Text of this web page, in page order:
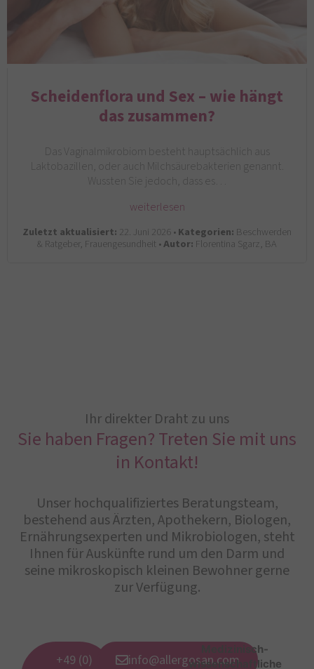
Scheidenflora und Sex – wie hängt
das zusammen?
Das Vaginalmikrobiom besteht hauptsächlich aus
Laktobazillen, oder auch Milchsäurebakterien genannt.
Wussten Sie jedoch, dass es…
weiterlesen
Zuletzt aktualisiert: 22. Juni 2026 •Kategorien: Beschwerden
& Ratgeber, Frauengesundheit •Autor: Florentina Sgarz, BA
Ihr direkter Draht zu uns
Sie haben Fragen? Treten Sie mit uns
in Kontakt!
Unser hochqualifiziertes Beratungsteam,
bestehend aus Ärzten, Apothekern, Biologen,
Ernährungsexperten und Mikrobiologen, steht
Ihnen für Auskünfte rund um den Darm und
seine mikroskopisch kleinen Bewohner gerne
zur Verfügung.
+49 (0)
info@allergosan.com
Medizinisch-
wissenschaftliche